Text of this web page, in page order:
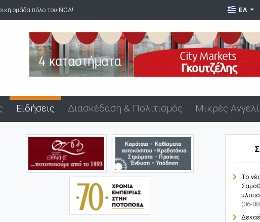
του όργανα σε ανήλικα στον Άβ... ΕΛ
Ειδήσεις Διασκέδαση & Πολιτισμός Μικρές
Το
(06-